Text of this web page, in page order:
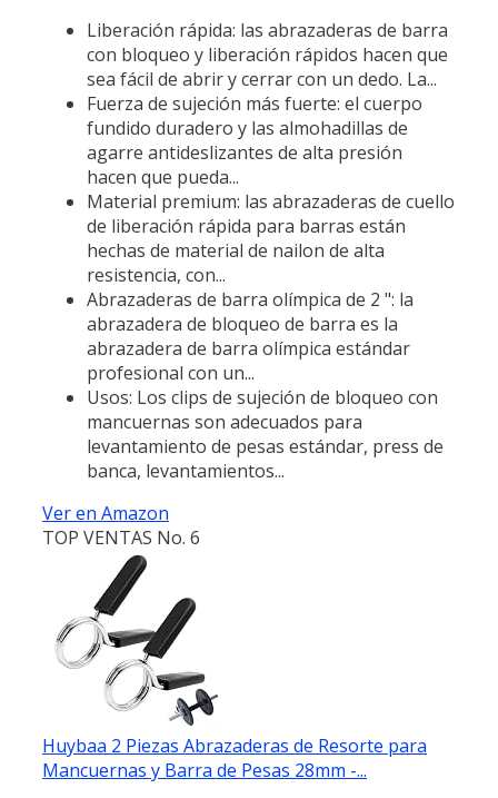
Liberación rápida: las abrazaderas de barra
con bloqueo y liberación rápidos hacen que
sea fácil de abrir y cerrar con un dedo. La...
Fuerza de sujeción más fuerte: el cuerpo
fundido duradero y las almohadillas de
agarre antideslizantes de alta presión
hacen que pueda...
Material premium: las abrazaderas de cuello
de liberación rápida para barras están
hechas de material de nailon de alta
resistencia, con...
Abrazaderas de barra olímpica de 2 ": la
abrazadera de bloqueo de barra es la
abrazadera de barra olímpica estándar
profesional con un...
Usos: Los clips de sujeción de bloqueo con
mancuernas son adecuados para
levantamiento de pesas estándar, press de
banca, levantamientos...
Ver en Amazon
TOP VENTAS No. 6
Huybaa 2 Piezas Abrazaderas de Resorte para
Mancuernas y Barra de Pesas 28mm -...